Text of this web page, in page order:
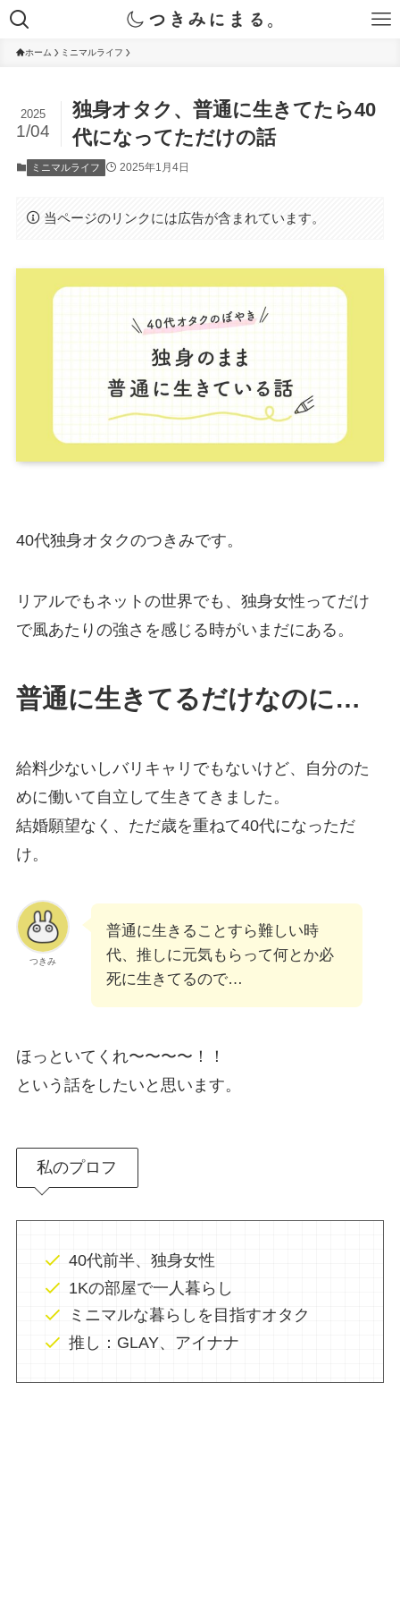
ホーム ミニマルライフ
独身オタク、普通に生きてたら40
代になってただけの話
2025
1/04
ミニマルライフ 2025年1月4日
当ページのリンクには広告が含まれています。
40代独身オタクのつきみです。
リアルでもネットの世界でも、独身女性ってだけ
で風あたりの強さを感じる時がいまだにある。
普通に生きてるだけなのに…
給料少ないしバリキャリでもないけど、自分のた
めに働いて自立して生きてきました。
結婚願望なく、ただ歳を重ねて40代になっただ
け。
つきみ
普通に生きることすら難しい時
代、推しに元気もらって何とか必
死に生きてるので…
ほっといてくれ〜〜〜〜！！
という話をしたいと思います。
私のプロフ
40代前半、独身女性
1Kの部屋で一人暮らし
ミニマルな暮らしを目指すオタク
推し：GLAY、アイナナ